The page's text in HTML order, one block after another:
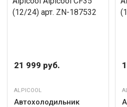
21 999 руб.
ALPICOOL
Автохолодильник